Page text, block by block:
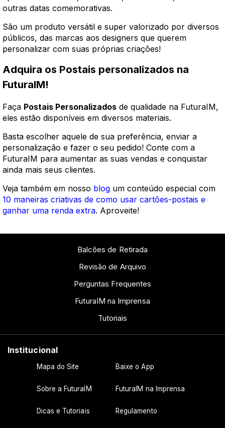
outras datas comemorativas.
São um produto versátil e super valorizado por diversos
públicos, das marcas aos designers que querem
personalizar com suas próprias criações!
Adquira os Postais personalizados na
FuturaIM!
Faça Postais Personalizados de qualidade na FuturaIM,
eles estão disponíveis em diversos materiais.
Basta escolher aquele de sua preferência, enviar a
personalização e fazer o seu pedido! Conte com a
FuturaIM para aumentar as suas vendas e conquistar
ainda mais seus clientes.
Veja também em nosso blog um conteúdo especial com
10 maneiras criativas de como usar cartões-postais e
ganhar uma renda extra. Aproveite!
Balcões de Retirada
Revisão de Arquivo
Perguntas Frequentes
FuturaIM na Imprensa
Tutoriais
Institucional
Mapa do Site Baixe o App
Sobre a FuturaIM FuturaIM na Imprensa
Dicas e Tutoriais Regulamento